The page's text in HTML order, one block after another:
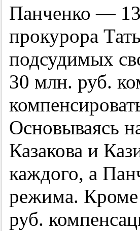
Панченко — 13
прокурора
подсудимых
30 млн. руб.
Основываясь
Казакова и
каждого, а
режима. Кроме
руб.